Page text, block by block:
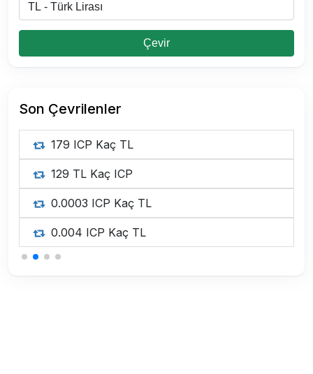
Çevir
Son Çevrilenler
179 ICP Kaç TL
129 TL Kaç ICP
0.0003 ICP Kaç TL
0.004 ICP Kaç TL